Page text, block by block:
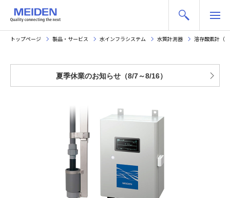
トップページ 製品・サービス 水インフラシステム 水質計測器 溶存酸素計（
夏季休業のお知らせ（8/7～8/16）